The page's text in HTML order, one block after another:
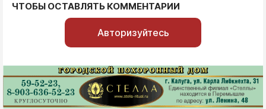
ЧТОБЫ ОСТАВЛЯТЬ КОММЕНТАРИИ
Авторизуйтесь